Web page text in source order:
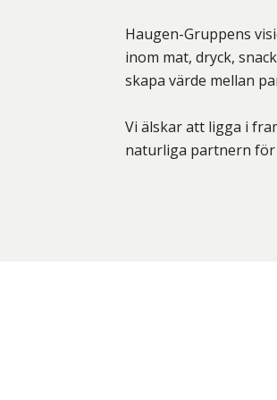
Haugen-Gruppens
inom mat, dryck,
skapa värde mellan
Vi älskar att ligga i
naturliga partnern för